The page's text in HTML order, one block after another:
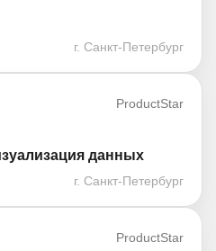
г. Санкт-Петербург
ProductStar
данных
г. Санкт-Петербург
ProductStar